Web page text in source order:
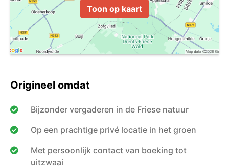
Toon op kaart
Origineel omdat
Bijzonder vergaderen in de Friese natuur
Op een prachtige privé locatie in het groen
Met persoonlijk contact van boeking tot
uitzwaai